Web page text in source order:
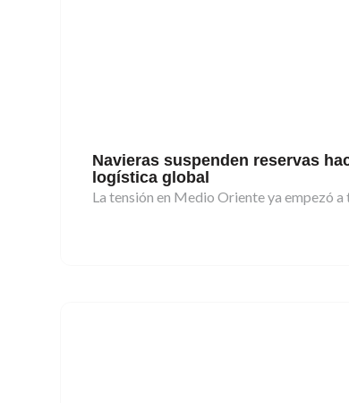
Navieras suspenden reservas
logística global
La tensión en Medio Oriente ya empezó